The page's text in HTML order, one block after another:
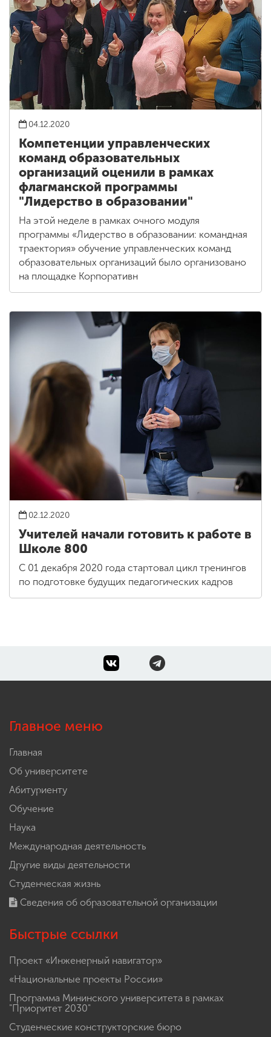
04.12.2020
Компетенции управленческих
команд образовательных
организаций оценили в рамках
флагманской программы
"Лидерство в образовании"
На этой неделе в рамках очного модуля
программы «Лидерство в образовании: командная
траектория» обучение управленческих команд
образовательных организаций было организовано
на площадке Корпоративн
02.12.2020
Учителей начали готовить к работе в
Школе 800
С 01 декабря 2020 года стартовал цикл тренингов
по подготовке будущих педагогических кадров
Главное меню
Главная
Об университете
Абитуриенту
Обучение
Наука
Международная деятельность
Другие виды деятельности
Студенческая жизнь
Сведения об образовательной организации
Быстрые ссылки
Проект «Инженерный навигатор»
«Национальные проекты России»
Программа Мининского университета в рамках
"Приоритет 2030"
Студенческие конструкторские бюро